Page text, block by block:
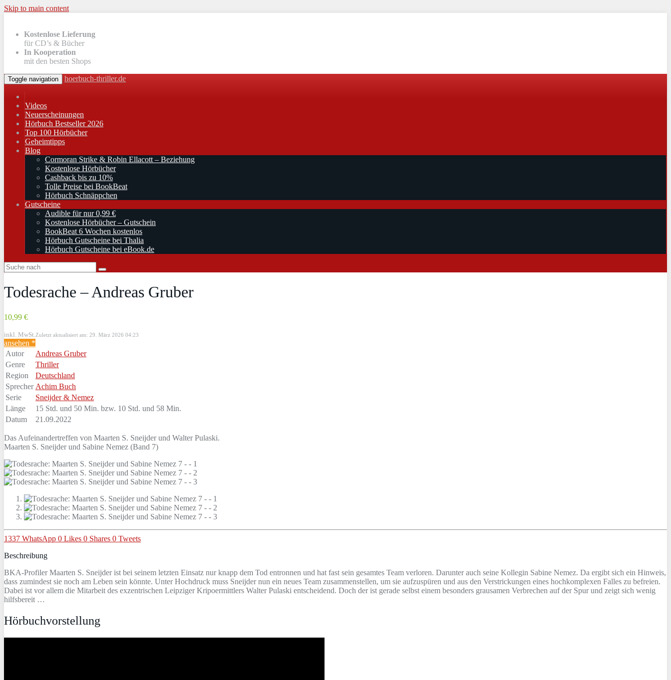
Skip to main content
Kostenlose Lieferung
für CD’s & Bücher
In Kooperation
mit den besten Shops
Toggle navigation hoerbuch-thriller.de
Videos
Neuerscheinungen
Hörbuch Bestseller 2026
Top 100 Hörbücher
Geheimtipps
Blog
Cormoran Strike & Robin Ellacott – Beziehung
Kostenlose Hörbücher
Cashback bis zu 10%
Tolle Preise bei BookBeat
Hörbuch Schnäppchen
Gutscheine
Audible für nur 0,99 €
Kostenlose Hörbücher – Gutschein
BookBeat 6 Wochen kostenlos
Hörbuch Gutscheine bei Thalia
Hörbuch Gutscheine bei eBook.de
Todesrache – Andreas Gruber
10,99 €
inkl. MwSt. Zuletzt aktualisiert am: 29. März 2026 04:23
ansehen *
Autor
Andreas Gruber
Genre
Thriller
Region
Deutschland
Sprecher Achim Buch
Serie
Sneijder & Nemez
Länge
15 Std. und 50 Min. bzw. 10 Std. und 58 Min.
Datum
21.09.2022
Das Aufeinandertreffen von Maarten S. Sneijder und Walter Pulaski.
Maarten S. Sneijder und Sabine Nemez (Band 7)
1337 WhatsApp 0 Likes 0 Shares 0 Tweets
Beschreibung
BKA-Profiler Maarten S. Sneijder ist bei seinem letzten Einsatz nur knapp dem Tod entronnen und hat fast sein gesamtes Team verloren. Darunter auch seine Kollegin Sabine Nemez. Da ergibt sich ein Hinweis,
dass zumindest sie noch am Leben sein könnte. Unter Hochdruck muss Sneijder nun ein neues Team zusammenstellen, um sie aufzuspüren und aus den Verstrickungen eines hochkomplexen Falles zu befreien.
Dabei ist vor allem die Mitarbeit des exzentrischen Leipziger Kripoermittlers Walter Pulaski entscheidend. Doch der ist gerade selbst einem besonders grausamen Verbrechen auf der Spur und zeigt sich wenig
hilfsbereit …
Hörbuchvorstellung